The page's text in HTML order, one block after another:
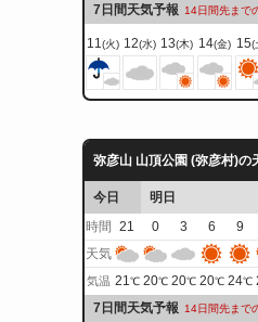
7日間天気予報 14日間先まで
11(火) 12(水) 13(木) 14(金) 15(
弥彦山 山頂公園 (弥彦村)の
今日 明日
時間
21 0 3 6 9
天気
気温 21℃ 20℃ 20℃ 20℃ 24℃
7日間天気予報 14日間先まで